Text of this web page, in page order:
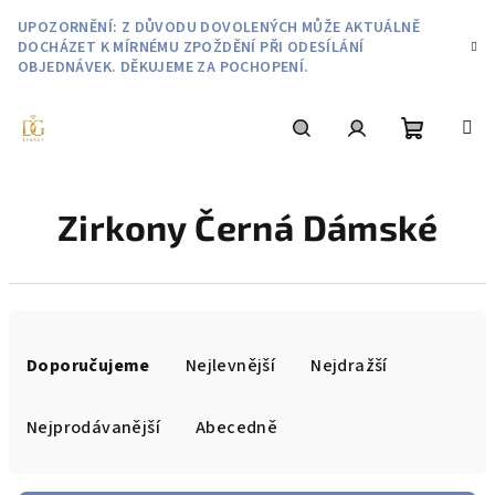
obsah
UPOZORNĚNÍ: Z DŮVODU DOVOLENÝCH MŮŽE AKTUÁLNĚ
DOCHÁZET K MÍRNÉMU ZPOŽDĚNÍ PŘI ODESÍLÁNÍ
OBJEDNÁVEK. DĚKUJEME ZA POCHOPENÍ.
košík
Zirkony Černá Dámské
Doporučujeme Nejlevnější Nejdražší
Nejprodávanější Abecedně